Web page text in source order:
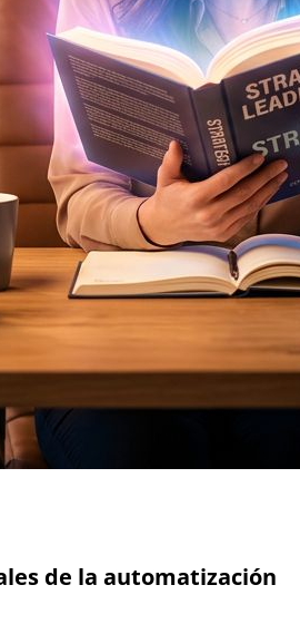
de la automatización